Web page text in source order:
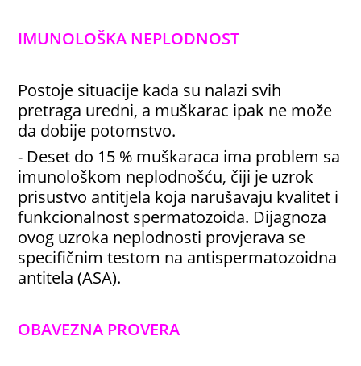
IMUNOLOŠKA NEPLODNOST
Postoje situacije kada su nalazi svih
pretraga uredni, a muškarac ipak ne može
da dobije potomstvo.
- Deset do 15 % muškaraca ima problem sa
imunološkom neplodnošću, čiji je uzrok
prisustvo antitjela koja narušavaju kvalitet i
funkcionalnost spermatozoida. Dijagnoza
ovog uzroka neplodnosti provjerava se
specifičnim testom na antispermatozoidna
antitela (ASA).
OBAVEZNA PROVERA